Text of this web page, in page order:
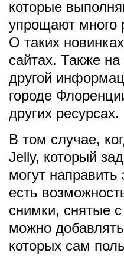
которые
упрощают много
О таких
сайтах. Также
другой
городе
других ресурсах.
В том случае,
Jelly, который
могут
есть
снимки, снятые
можно
которых сам